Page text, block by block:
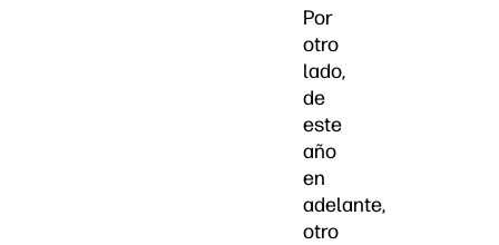
Por
otro
lado,
de
este
año
en
adelante,
otro